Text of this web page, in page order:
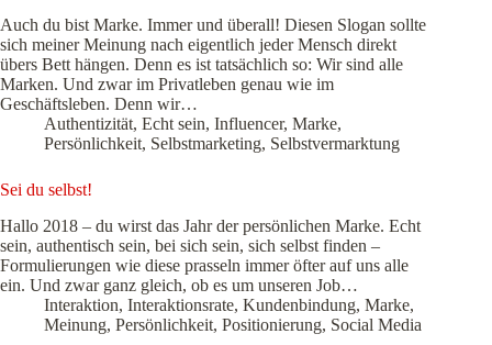
Auch du bist Marke. Immer und überall! Diesen Slogan sollte
sich meiner Meinung nach eigentlich jeder Mensch direkt
übers Bett hängen. Denn es ist tatsächlich so: Wir sind alle
Marken. Und zwar im Privatleben genau wie im
Geschäftsleben. Denn wir…
Authentizität, Echt sein, Influencer, Marke,
Persönlichkeit, Selbstmarketing, Selbstvermarktung
Sei du selbst!
Hallo 2018 – du wirst das Jahr der persönlichen Marke. Echt
sein, authentisch sein, bei sich sein, sich selbst finden –
Formulierungen wie diese prasseln immer öfter auf uns alle
ein. Und zwar ganz gleich, ob es um unseren Job…
Interaktion, Interaktionsrate, Kundenbindung, Marke,
Meinung, Persönlichkeit, Positionierung, Social Media